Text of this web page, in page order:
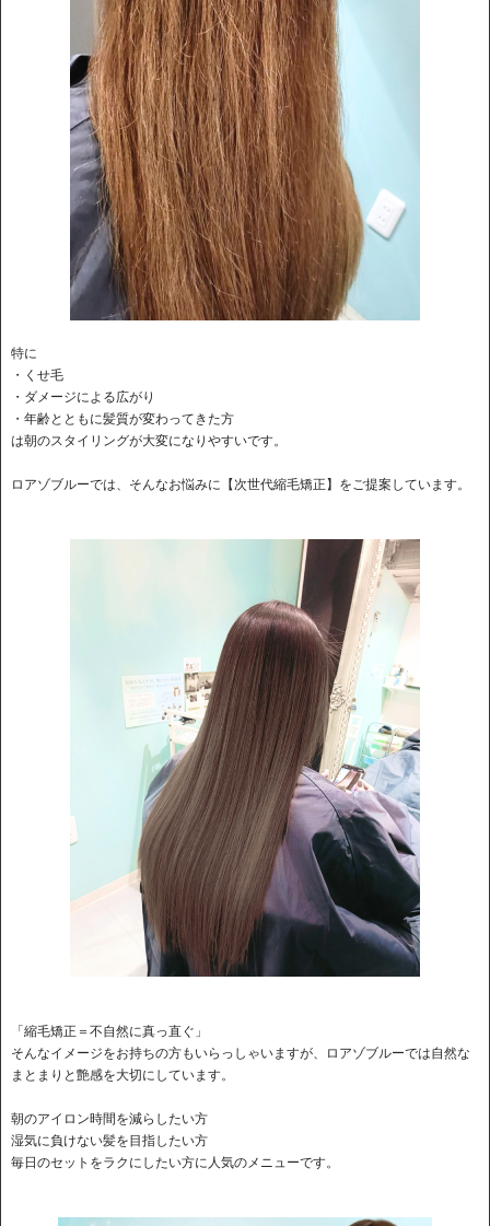
特に
・くせ毛
・ダメージによる広がり
・年齢とともに髪質が変わってきた方
は朝のスタイリングが大変になりやすいです。
ロアゾブルーでは、そんなお悩みに【次世代縮毛矯正】をご提案しています。
「縮毛矯正＝不自然に真っ直ぐ」
そんなイメージをお持ちの方もいらっしゃいますが、ロアゾブルーでは自然な
まとまりと艶感を大切にしています。
朝のアイロン時間を減らしたい方
湿気に負けない髪を目指したい方
毎日のセットをラクにしたい方に人気のメニューです。